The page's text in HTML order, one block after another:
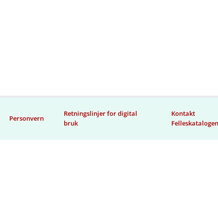
Personvern
Retningslinjer for digital
bruk
Kontakt
Felleskatalogen